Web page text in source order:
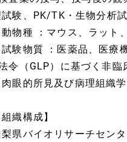
試験、PK/TK・生物分析
物種 ：マウス、ラット
験物質 ：医薬品、医療
令（GLP）に基づく非
眼的所見及び病理組織
織構成】
県バイオリサーチセン